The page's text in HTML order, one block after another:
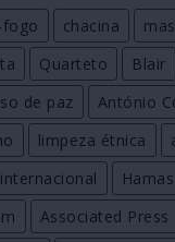
fogo chacina
Quarteto Blair
de paz
António
limpeza étnica
Hamas
Associated Press